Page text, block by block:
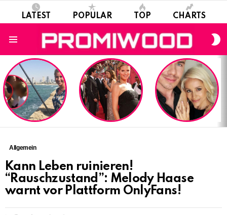
LATEST POPULAR TOP CHARTS
LATEST
STORIES
Allgemein
Kann Leben ruinieren!
“Rauschzustand”: Melody Haase
warnt vor Plattform OnlyFans!